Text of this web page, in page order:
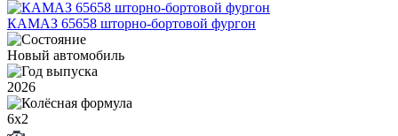
КАМАЗ 65658 шторно-бортовой фургон
Новый автомобиль
2026
6х2